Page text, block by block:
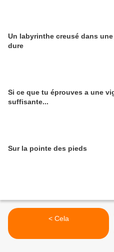
Un labyrinthe creusé dans
dure
Si ce que tu éprouves a une
suffisante...
Sur la pointe des pieds
< Cela